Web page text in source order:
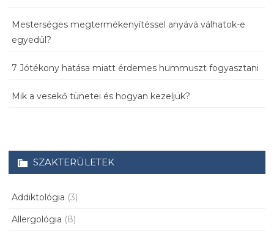
Mesterséges megtermékenyítéssel anyává válhatok-e
egyedül?
7 Jótékony hatása miatt érdemes hummuszt fogyasztani
Mik a vesekő tünetei és hogyan kezeljük?
SZAKTERÜLETEK
Addiktológia (3)
Allergológia (8)